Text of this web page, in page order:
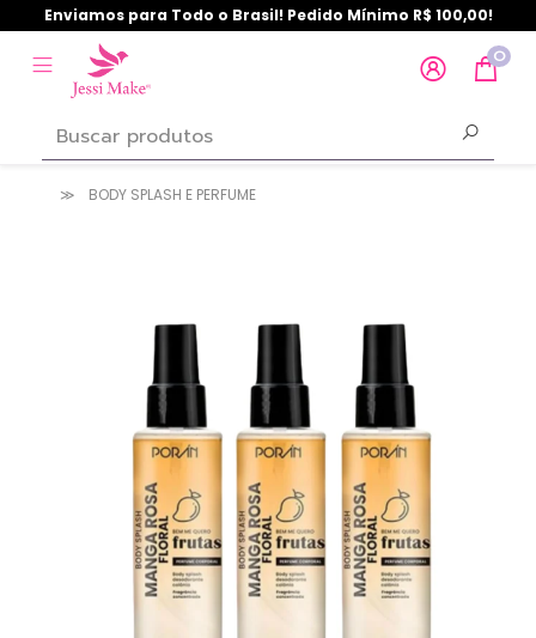
Enviamos para Todo o Brasil! Pedido Mínimo R$ 100,00!
0
BODY SPLASH E PERFUME